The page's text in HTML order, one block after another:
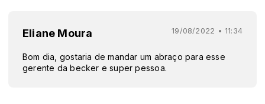
Eliane Moura 19/08/2022 • 11:34
Bom dia, gostaria de mandar um abraço para esse
gerente da becker e super pessoa.